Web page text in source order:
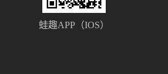
蛙趣APP（IOS）